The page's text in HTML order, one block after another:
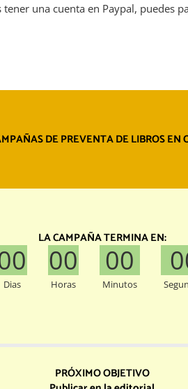
una cuenta en Paypal, puedes
DE PREVENTA DE LIBROS EN
LA CAMPAÑA TERMINA EN:
Dias
00
Horas
00
Minutos
PRÓXIMO OBJETIVO